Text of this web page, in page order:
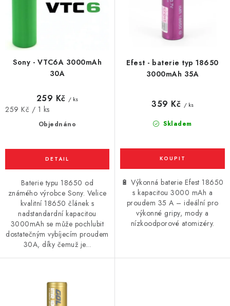
Vše o nákupu Jak reklamovat či vrátit zboží
Recenze
ud
Sony - VTC6A 3000mAh
30A
Objednáno
259 Kč / ks
Měrná
259 Kč / 1 ks
Baterie typu 18650 od
známého výrobce Sony. Velice
kvalitní 18650 článek s
nadstandardní kapacitou
3000mAh se může pochlubit
dostatečným vybíjecím proudem
30A, díky čemuž je...
Efest - baterie typ 18650
3000mAh 35A
Skladem
359 Kč / ks
🔋 Výkonná baterie Efest 18650
s kapacitou 3000 mAh a
proudem 35 A – ideální pro
výkonné gripy, mody a
nízkoodporové atomizéry.